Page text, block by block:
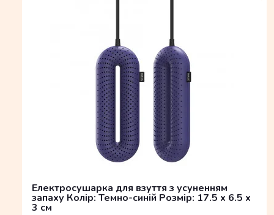
Електросушарка для взуття з усуненням
запаху Колір: Темно-синій Розмір: 17.5 x 6.5 x
3 см